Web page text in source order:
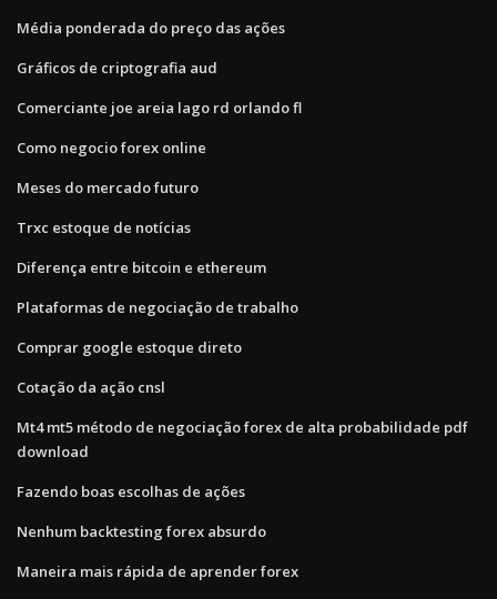
Média ponderada do preço das ações
Gráficos de criptografia aud
Comerciante joe areia lago rd orlando fl
Como negocio forex online
Meses do mercado futuro
Trxc estoque de notícias
Diferença entre bitcoin e ethereum
Plataformas de negociação de trabalho
Comprar google estoque direto
Cotação da ação cnsl
Mt4 mt5 método de negociação forex de alta probabilidade pdf
download
Fazendo boas escolhas de ações
Nenhum backtesting forex absurdo
Maneira mais rápida de aprender forex